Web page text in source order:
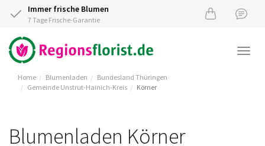
Immer frische Blumen
7 Tage Frische-Garantie
Home Blumenladen
Bundesland Thüringen
Gemeinde Unstrut-Hainich-Kreis
Körner
Blumenladen Körner